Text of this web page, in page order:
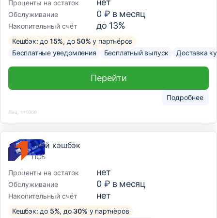
Проценты на остаток
нет
Обслуживание 0 ₽ в месяц
Накопительный счёт до 13%
Кешбэк: до 15%, до 50% у партнёров
Бесплатные уведомления
Бесплатный выпуск Доставка
Подробнее
Перейти
Лиц. №1000
Твой кэшбэк
ПСБ
Проценты на остаток
нет
Обслуживание 0 ₽ в месяц
Накопительный счёт нет
Кешбэк: до 5%, до 30% у партнёров